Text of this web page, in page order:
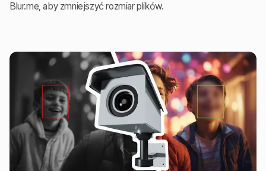
Blur.me, aby zmniejszyć rozmiar plików.